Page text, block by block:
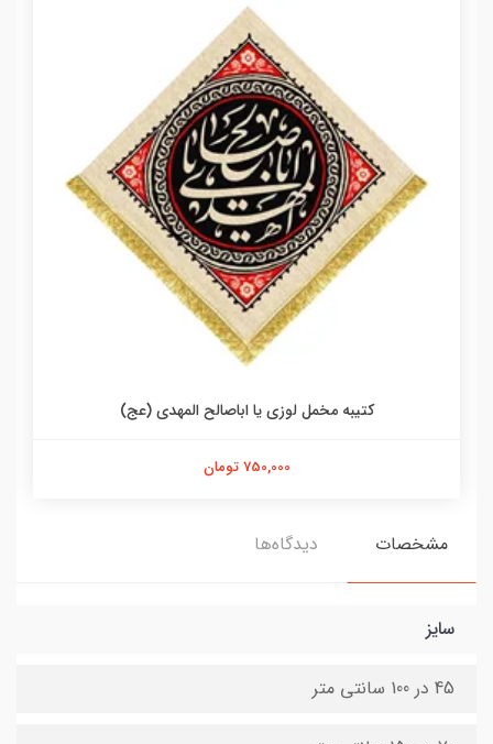
کتیبه مخمل لوزی یا اباصالح المهدی (عج)
750,000 تومان
مشخصات دیدگاه‌ها
سایز
45 در 100 سانتی متر